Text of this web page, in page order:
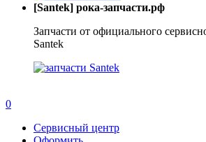
[Santek] рока-запчасти.рф
Запчасти от официального
Santek
0
Сервисный центр